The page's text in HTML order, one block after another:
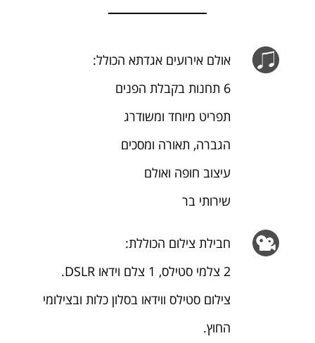
אולם אירועים אגדתא הכולל:
6 תחנות בקבלת הפנים
תפריט מיוחד ומשודרג
הגברה, תאורה ומסכים
עיצוב חופה ואולם
שירותי בר
חבילת צילום הכוללת:
2 צלמי סטילס, 1 צלם וידאו DSLR.
צילום סטילס ווידאו בסלון כלות ובצילומי
החוץ.